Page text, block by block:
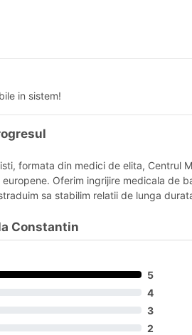
in sistem!
formata din medici de elita,
Oferim ingrijire medicala de
sa stabilim relatii de lunga
Constantin
5
4
3
2